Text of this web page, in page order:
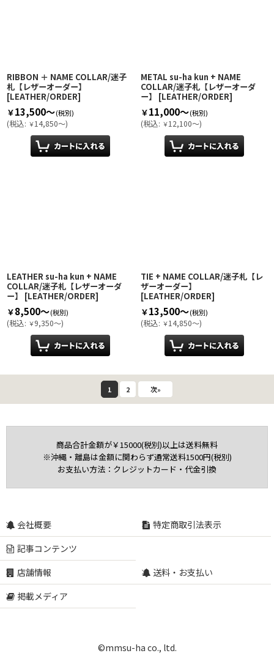
RIBBON ＋ NAME COLLAR/迷子
札【レザーオーダー】
[LEATHER/ORDER]
￥13,500～(税別)
(税込: ￥14,850～)
METAL su-ha kun + NAME
COLLAR/迷子札【レザーオーダ
ー】
[LEATHER/ORDER]
￥11,000～(税別)
(税込: ￥12,100～)
LEATHER su-ha kun + NAME
COLLAR/迷子札【レザーオーダ
ー】
[LEATHER/ORDER]
￥8,500～(税別)
(税込: ￥9,350～)
TIE + NAME COLLAR/迷子札【レ
ザーオーダー】
[LEATHER/ORDER]
￥13,500～(税別)
(税込: ￥14,850～)
1 2 次»
商品合計金額が￥15000(税別)以上は送料無料
※沖縄・離島は金額に関わらず通常送料1500円(税別)
お支払い方法：クレジットカード・代金引換
会社概要
特定商取引法表示
記事コンテンツ
店舗情報
送料・お支払い
掲載メディア
©mmsu-ha co., ltd.